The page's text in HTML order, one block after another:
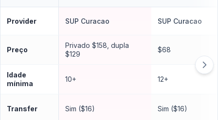
Provider SUP Curacao SUP Curacao
Preço
Privado $158, dupla
$129
$68
Idade
mínima
10+ 12+
Transfer Sim ($16) Sim ($16)